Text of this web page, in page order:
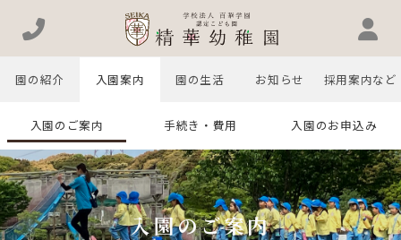
園の紹介 入園案内 園の生活 お知らせ 採用案内など
入園のご案内 手続き・費用 入園のお申込み
入園のご案内